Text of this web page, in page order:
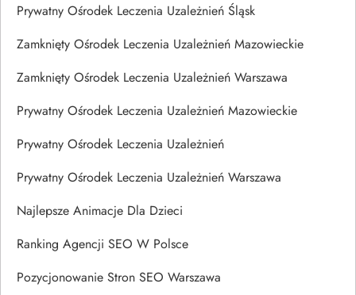
Prywatny Ośrodek Leczenia Uzależnień Śląsk
Zamknięty Ośrodek Leczenia Uzależnień Mazowieckie
Zamknięty Ośrodek Leczenia Uzależnień Warszawa
Prywatny Ośrodek Leczenia Uzależnień Mazowieckie
Prywatny Ośrodek Leczenia Uzależnień
Prywatny Ośrodek Leczenia Uzależnień Warszawa
Najlepsze Animacje Dla Dzieci
Ranking Agencji SEO W Polsce
Pozycjonowanie Stron SEO Warszawa